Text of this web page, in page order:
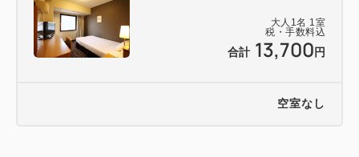
ラインパーク
（15：00～翌10：00まで停めっぱなし1,000円
18：00～翌9：00まで停めっぱなし500円
・ランドリーサービス（定休日：日曜 / 祝日）…午前
大人 1 名 1 室
税・手数料込
合計 13,700 円
空室なし